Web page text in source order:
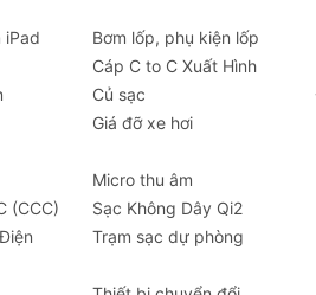
động thể chất và đạt được
chế độ thể thao khác nhau,
trợ thông báo cuộc gọi, tin nhắn
iPad Bơm lốp, phụ kiện lốp
Cáp C to C Xuất Hình
Củ sạc
Giá đỡ xe hơi
Micro thu âm
(CCC) Sạc Không Dây Qi2
Trạm sạc dự phòng